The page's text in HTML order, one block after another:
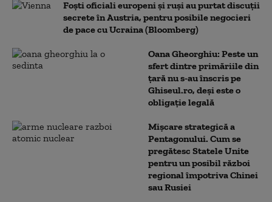
Foști oficiali europeni și ruși au purtat discuții
secrete în Austria, pentru posibile negocieri
de pace cu Ucraina (Bloomberg)
Oana Gheorghiu: Peste un
sfert dintre primăriile din
țară nu s-au înscris pe
Ghiseul.ro, deși este o
obligație legală
Mișcare strategică a
Pentagonului. Cum se
pregătesc Statele Unite
pentru un posibil război
regional împotriva Chinei
sau Rusiei